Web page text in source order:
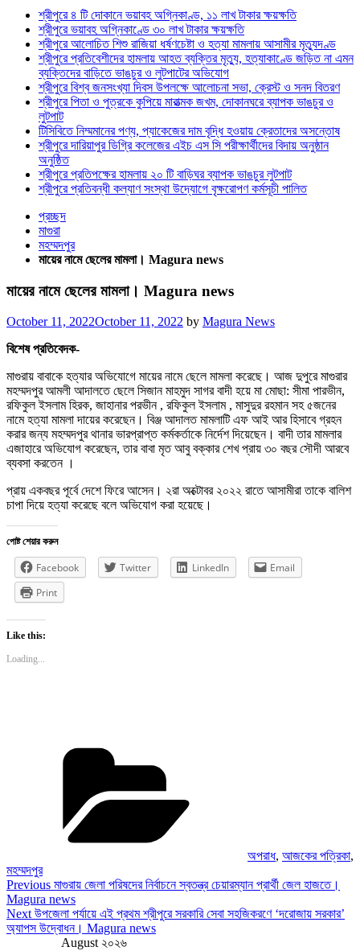
শ্রীপুরে ৪ টি দোকানে ভয়াবহ অগ্নিকাণ্ড, ১১ লাখ টাকার ক্ষয়ক্ষতি
শ্রীপুরে ভয়াবহ অগ্নিকাণ্ডে ৩০ লাখ টাকার ক্ষয়ক্ষতি
শ্রীপুরে আলোচিত শিশু রাজিয়া ধর্ষণচেষ্টা ও হত্যা মামলায় আসামীর মৃত্যুদণ্ড
শ্রীপুরে প্রতিবেশীদের হামলায় আহত ব্যক্তির মৃত্যু, হত্যাকাণ্ডে জড়িত না এমন
ব্যক্তিদের বাড়িতে ভাঙচুর ও লুটপাটের অভিযোগ
শ্রীপুরে বিশ্ব জনসংখ্যা দিবস উপলক্ষে আলোচনা সভা, ক্রেস্ট ও সনদ বিতরণ
শ্রীপুরে পিতা ও পুত্রকে কুপিয়ে মারাত্মক জখম, দোকানঘরে ব্যাপক ভাঙচুর ও
লুটপাট
টিসিবিতে নিম্মমানের পণ্য, প্যাকেজের দাম বৃদ্ধি হওয়ায় ক্রেতাদের অসন্তোষ
শ্রীপুরে দারিয়াপুর ডিগ্রি কলেজের এইচ এস সি পরীক্ষার্থীদের বিদায় অনুষ্ঠান
অনুষ্ঠিত
শ্রীপুরে প্রতিপক্ষের হামলায় ২০ টি বাড়িঘর ব্যাপক ভাঙচুর লুটপাট
শ্রীপুরে প্রতিবন্ধী কল্যাণ সংস্থা উদ্যোগে বৃক্ষরোপণ কর্মসূচী পালিত
প্রচ্ছদ
মাগুরা
মহম্মদপুর
মায়ের নামে ছেলের মামলা। Magura news
মায়ের নামে ছেলের মামলা। Magura news
Posted
October 11, 2022October 11, 2022 by Magura News
বিশেষ প্রতিবেদক-
মাগুরায় বাবাকে হত্যার অভিযোগে মায়ের নামে ছেলে মামলা করেছে। আজ দুপুরে মাগুরার
মহম্মদপুর আমলী আদালতে ছেলে সিজান মাহমুদ সাগর বাদী হয়ে মা মোছা: সীমা পারভীন,
রফিকুল ইসলাম হিরক, জাহানার পরভীন , রফিকুল ইসলাম , মাসুদুর রহমান সহ ৫জনের
নামে হত্যা মামলা দায়ের করেছেন। বিঞ্জ আদালত মামলাটি এফ আই আর হিসাবে গ্রহন
করার জন্য মহম্মদপুর থানার ভারপ্রাপ্ত কর্মকর্তাকে নির্দেশ দিয়েছেন। বাদী তার মামলার
এজাহারে অভিযোগ করেছেন, তার বাবা মৃত আবু বক্কার শেখ প্রায় ৩০ বছর সৌদী আরবে
ব্যবসা করতেন ।
প্রায় একবছর পূর্বে দেশে ফিরে আসেন। ২রা অক্টোবর ২০২২ রাতে আসামীরা তাকে বালিশ
চাপা দিয়ে হত্যা করেছে বলে অভিযোগ করা হয়েছে।
পোষ্ট শেয়ার করুন
Facebook Twitter LinkedIn
Email
Print
Like this:
Loading...
অপরাধ, আজকের পত্রিকা,
মহম্মদপুর
Post
navigation
Previous
Post
Previous মাগুরায় জেলা পরিষদের নির্বাচনে স্বতন্ত্র চেয়ারম্যান প্রার্থী জেল হাজতে।
Magura news
Next
Post
Next উপজেলা পর্যায়ে এই প্রথম শ্রীপুরে সরকারি সেবা সহজিকরণে ‘দরোজায় সরকার’
অ্যাপস উদ্বোধন। Magura news
August ২০২৬